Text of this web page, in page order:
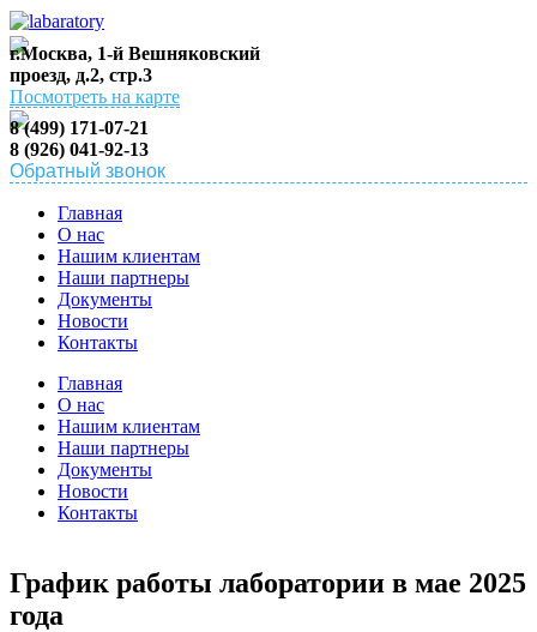
г.Москва, 1-й Вешняковский
проезд, д.2, стр.3
Посмотреть на карте
8 (499) 171-07-21
8 (926) 041-92-13
Обратный звонок
Главная
О нас
Нашим клиентам
Наши партнеры
Документы
Новости
Контакты
Главная
О нас
Нашим клиентам
Наши партнеры
Документы
Новости
Контакты
График работы лаборатории в мае 2025
года